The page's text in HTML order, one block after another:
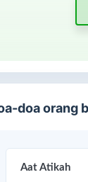
Kabupaten
titik di
5 unit,
doa orang
Aat Atikah